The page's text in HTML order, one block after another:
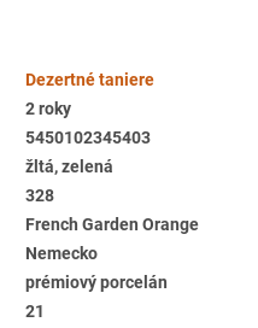
Dezertné taniere
2 roky
5450102345403
žltá, zelená
328
French Garden Orange
Nemecko
prémiový porcelán
21